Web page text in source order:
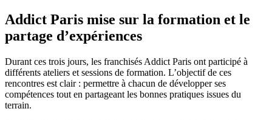
Addict Paris mise sur la formation et le
partage d’expériences
Durant ces trois jours, les franchisés Addict Paris ont participé à
différents ateliers et sessions de formation. L’objectif de ces
rencontres est clair : permettre à chacun de développer ses
compétences tout en partageant les bonnes pratiques issues du
terrain.